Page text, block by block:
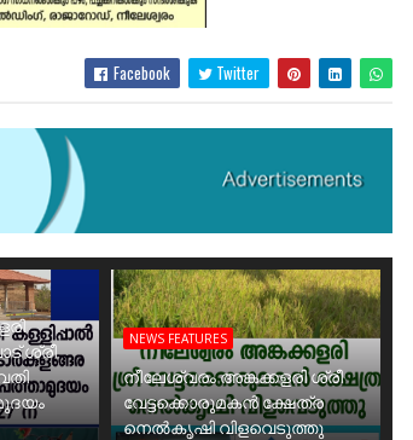
Facebook Twitter
ശ്രീ
NEWS FEATURES
നീലേശ്വരം അങ്കക്കളരി ശ്രീ
വേട്ടക്കൊരുമകൻ ക്ഷേത്ര
നെൽകൃഷി വിളവെടുത്തു